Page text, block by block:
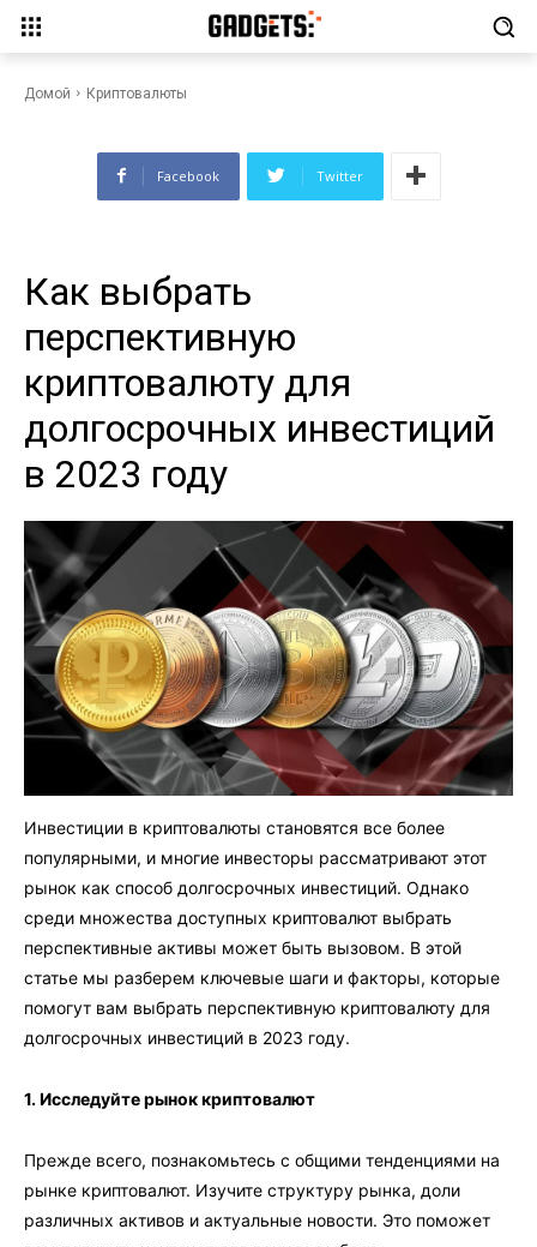
Домой Криптовалюты
долгосрочных инвестиций в
Facebook Twitter
Как выбрать
перспективную
криптовалюту для
долгосрочных инвестиций
в 2023 году
Инвестиции в криптовалюты становятся все более
популярными, и многие инвесторы рассматривают этот
рынок как способ долгосрочных инвестиций. Однако
среди множества доступных криптовалют выбрать
перспективные активы может быть вызовом. В этой
статье мы разберем ключевые шаги и факторы, которые
помогут вам выбрать перспективную криптовалюту для
долгосрочных инвестиций в 2023 году.
1. Исследуйте рынок криптовалют
Прежде всего, познакомьтесь с общими тенденциями на
рынке криптовалют. Изучите структуру рынка, доли
различных активов и актуальные новости. Это поможет